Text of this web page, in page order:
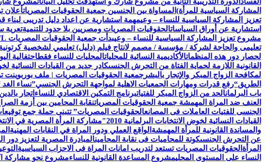
المشاركة السياسية للمرأة) المساواة بين الجنسين جمعية الحقوقيات المصرياتأعلان
تعزيز المشاركة السياسية للنساء – وعيمهمة استشارية عن اعداد دليل تدريبى لبناء
استشارية عن أوراق السياساتالحقوقيات المصريات ومصريين بلا حدود للتنميةتعرية
مشروع تعزيز المشاركة السياسية للنساء – وعيبدأت جمعية الحقوقيات المصريات AEFL بالتعاون مع هيئة الامم المتحدة للمساواة بين الجنسين UN Women
تعليمى والحاجة لشركة / مؤسسة / مصمم لانتاج فيلم (دليل) تعليمي لشخصية
لحصار دور هذه المنظماتالأكاديمية النسائية للمحلياتالمحليات للنساء فقطاحتفالية
القانونية اللازمة لحماية الفتاة من التحرش الجنسىكادر جديد من القيادات النسائية
لمكافحة الزواج المبكر والإتجار بالبشر جمعية الحقوقيات المصريات | ملف بوربوينت
الطريق“رفع قدرات ومهارات الجمعيات الاهلية لمواجهة التحرش الجنسي”نساء
باب البرلمانالحد من الزواج المبكر للفتياتبرنامج التمكين الاقتصادي للنساء اتجار
العنف ضد المراة المهمشة جمعية الحقوقيات المصرياتنقابة المحامين بين أزمة
الجنسى للفتيات العاملات فى المصانعالحقوقيات المصريات” تتبنى حملة جمع توقيعات
القيادات النسائية لخوض الانتخابات البرلمانية 2010″
مشاركة المرأة المصرية في
والمساندة القانونية للمرأة المهمشة الواقع العملي ودور المراة في النقابات المهنية
عن التحرش الجنسىكوتة للمحاميات فى نقابة المحامينالمبادرة المصرية لتعزيز دور
المرأة الحقوقيات المصريات تستعد لتدريب امانات المراة فى الاحزاب السياسية
النساء على المستوى المحليمشروع المساعدة القانونية للنساءمشروع نحو مشاركة